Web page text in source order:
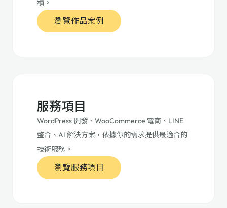
積。
瀏覽作品案例
服務項目
WordPress 開發、WooCommerce 電商、LINE
整合、AI 解決方案，依據你的需求提供最適合的
技術服務。
瀏覽服務項目